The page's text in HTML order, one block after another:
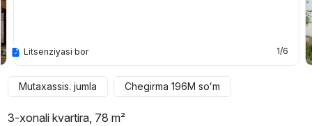
1/6
Litsenziyasi bor
Mutaxassis. jumla Chegirma 196M soʻm
3-xonali kvartira, 78 m²